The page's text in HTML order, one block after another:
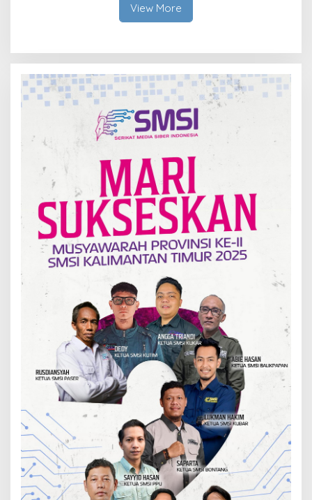
View More